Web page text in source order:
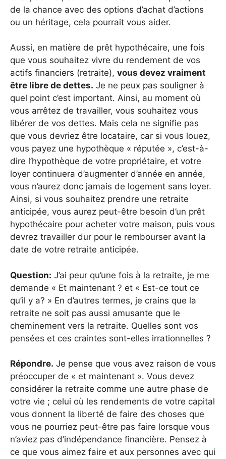
de la chance avec des options d’achat d’actions
ou un héritage, cela pourrait vous aider.
Aussi, en matière de prêt hypothécaire, une fois
que vous souhaitez vivre du rendement de vos
actifs financiers (retraite), vous devez vraiment
être libre de dettes. Je ne peux pas souligner à
quel point c’est important. Ainsi, au moment où
vous arrêtez de travailler, vous souhaitez vous
libérer de vos dettes. Mais cela ne signifie pas
que vous devriez être locataire, car si vous louez,
vous payez une hypothèque « réputée », c’est-à-
dire l’hypothèque de votre propriétaire, et votre
loyer continuera d’augmenter d’année en année,
vous n’aurez donc jamais de logement sans loyer.
Ainsi, si vous souhaitez prendre une retraite
anticipée, vous aurez peut-être besoin d’un prêt
hypothécaire pour acheter votre maison, puis vous
devrez travailler dur pour le rembourser avant la
date de votre retraite anticipée.
Question: J’ai peur qu’une fois à la retraite, je me
demande « Et maintenant ? et « Est-ce tout ce
qu’il y a? » En d’autres termes, je crains que la
retraite ne soit pas aussi amusante que le
cheminement vers la retraite. Quelles sont vos
pensées et ces craintes sont-elles irrationnelles ?
Répondre. Je pense que vous avez raison de vous
préoccuper de « et maintenant ». Vous devez
considérer la retraite comme une autre phase de
votre vie ; celui où les rendements de votre capital
vous donnent la liberté de faire des choses que
vous ne pourriez peut-être pas faire lorsque vous
n’aviez pas d’indépendance financière. Pensez à
ce que vous aimez faire et aux personnes avec qui